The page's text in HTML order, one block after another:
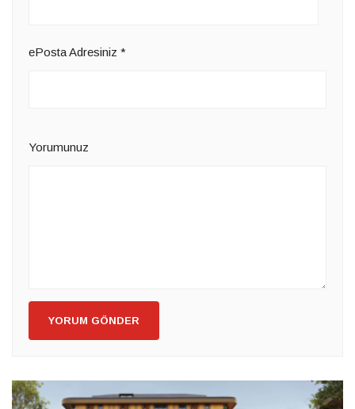
ePosta Adresiniz *
Yorumunuz
YORUM GÖNDER